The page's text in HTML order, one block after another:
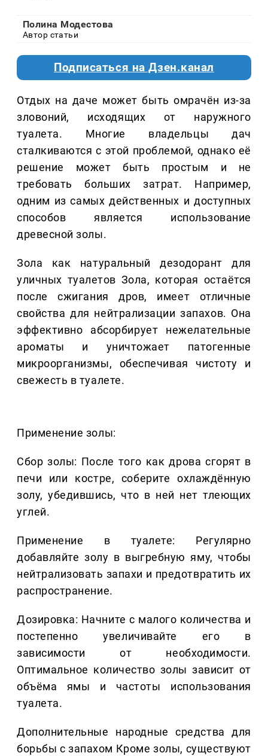
Полина Модестова
Автор статьи
Подписаться на Дзен.канал
Отдых на даче может быть омрачён из-за
зловоний, исходящих от наружного
туалета. Многие владельцы дач
сталкиваются с этой проблемой, однако её
решение может быть простым и не
требовать больших затрат. Например,
одним из самых действенных и доступных
способов является использование
древесной золы.
Зола как натуральный дезодорант для
уличных туалетов Зола, которая остаётся
после сжигания дров, имеет отличные
свойства для нейтрализации запахов. Она
эффективно абсорбирует нежелательные
ароматы и уничтожает патогенные
микроорганизмы, обеспечивая чистоту и
свежесть в туалете.
Применение золы:
Сбор золы: После того как дрова сгорят в
печи или костре, соберите охлаждённую
золу, убедившись, что в ней нет тлеющих
углей.
Применение в туалете: Регулярно
добавляйте золу в выгребную яму, чтобы
нейтрализовать запахи и предотвратить их
распространение.
Дозировка: Начните с малого количества и
постепенно увеличивайте его в
зависимости от необходимости.
Оптимальное количество золы зависит от
объёма ямы и частоты использования
туалета.
Дополнительные народные средства для
борьбы с запахом Кроме золы, существуют